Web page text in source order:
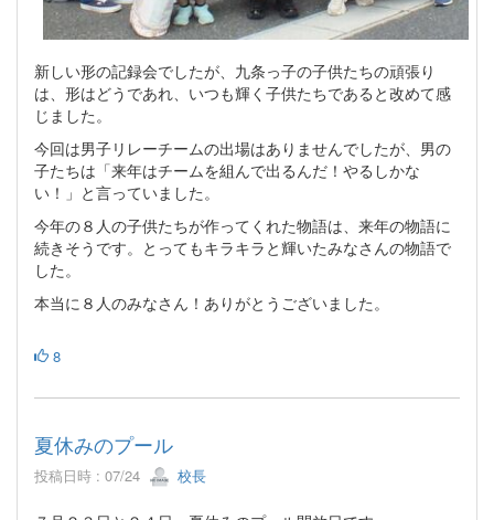
新しい形の記録会でしたが、九条っ子の子供たちの頑張り
は、形はどうであれ、いつも輝く子供たちであると改めて感
じました。
今回は男子リレーチームの出場はありませんでしたが、男の
子たちは「来年はチームを組んで出るんだ！やるしかな
い！」と言っていました。
今年の８人の子供たちが作ってくれた物語は、来年の物語に
続きそうです。とってもキラキラと輝いたみなさんの物語で
した。
本当に８人のみなさん！ありがとうございました。
8
夏休みのプール
投稿日時 : 07/24 校長